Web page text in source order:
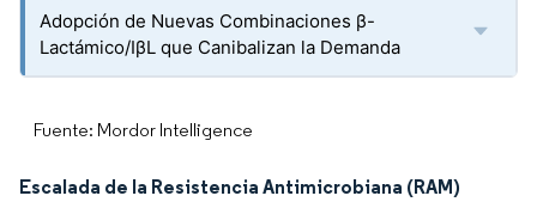
Adopción de Nuevas Combinaciones β-
Lactámico/IβL que Canibalizan la Demanda
Fuente: Mordor Intelligence
Escalada de la Resistencia Antimicrobiana (RAM)